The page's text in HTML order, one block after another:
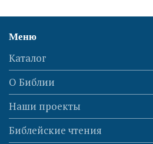
Меню
Каталог
О Библии
Наши проекты
Библейские чтения